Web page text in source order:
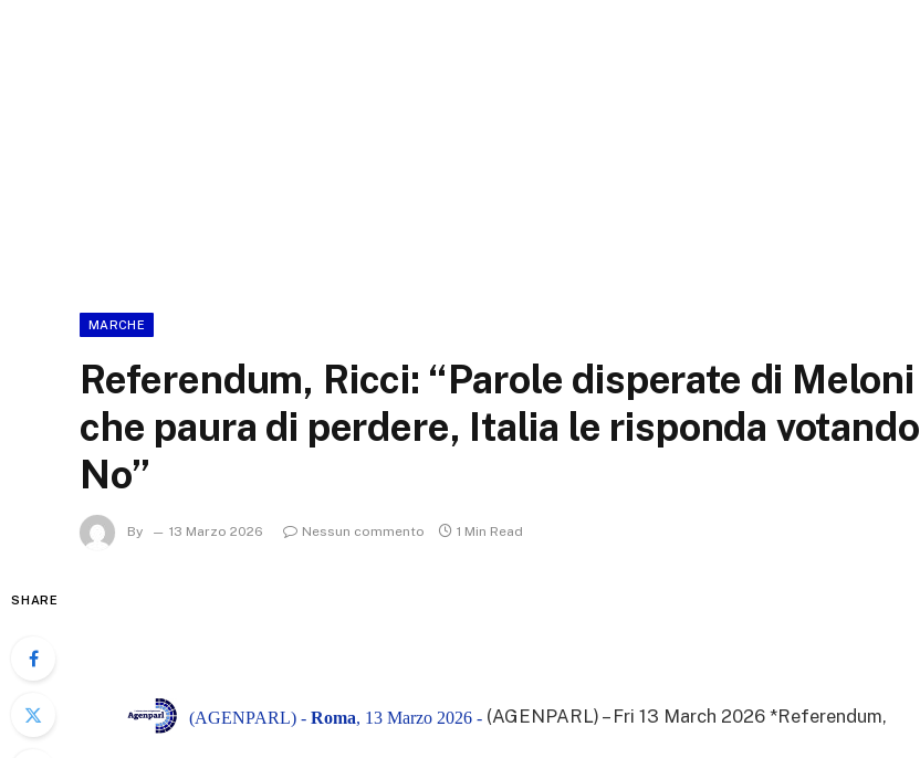
MARCHE
Referendum, Ricci: “Parole disperate di Meloni
che paura di perdere, Italia le risponda votando
No”
By 13 Marzo 2026 Nessun commento 1 Min Read
SHARE
(AGENPARL) - Roma, 13 Marzo 2026 - (AGENPARL) – Fri 13 March 2026 *Referendum,